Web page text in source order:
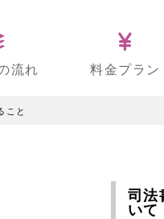
流れ 料金プラン
こと
司法
いて